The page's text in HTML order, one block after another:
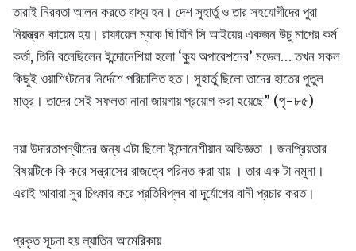
তারাই নিরবতা আলন করতে বাধ্য হন। দেশ সুহার্তু ও তার সহযোগীদের পুরা
নিয়ন্ত্রন কায়েম হয়। রাফায়েল ম্যাক ঘি যিনি সি আইয়ের একজন উচু মাপের কর্ম
কর্তা, তিনি বলেছিলেন ইন্দোনেশিয়া হলো ‘ক্যু অপারেশনের’ মডেল… তখন সকল
কিছুই ওয়াশিংটনের নির্দেশে পরিচালিত হত। সুহার্তু ছিলো তাদের হাতের পুতুল
মাত্র। তাদের সেই সফলতা নানা জায়গায় প্রয়োগ করা হয়েছে” (পৃ-৮৫)
নয়া উদারতাপন্থীদের জন্য এটা ছিলো ইন্দোনেশীয়ান অভিজ্ঞতা । জনপ্রিয়তার
বিষয়টিকে কি করে সন্ত্রাসের রাজত্বে পরিনত করা যায় । তার এক টা নমূনা।
এরাই আবারা সুর চিৎকার করে প্রতিবিপ্লব বা দূর্যোগের বানী প্রচার করত।
প্রকৃত সূচনা হয় ল্যাতিন আমেরিকায়